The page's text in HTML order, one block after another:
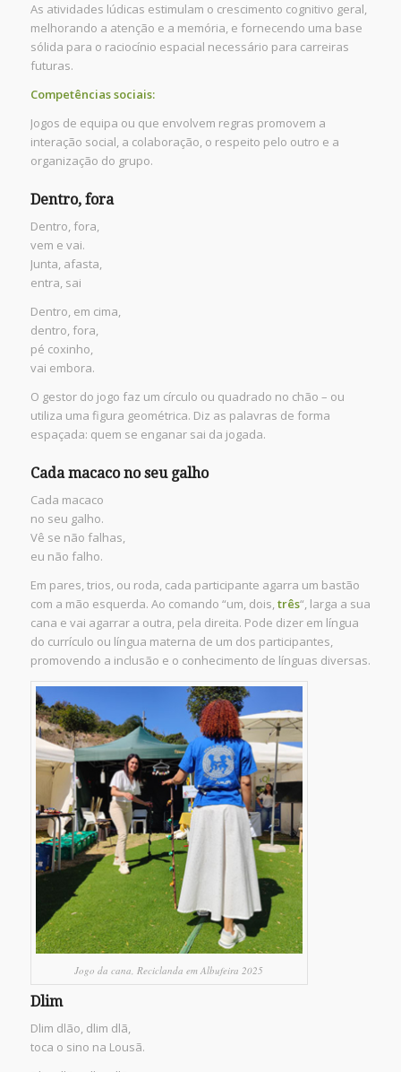
As atividades lúdicas estimulam o crescimento cognitivo geral,
melhorando a atenção e a memória, e fornecendo uma base
sólida para o raciocínio espacial necessário para carreiras
futuras.
Competências sociais:
Jogos de equipa ou que envolvem regras promovem a
interação social, a colaboração, o respeito pelo outro e a
organização do grupo.
Dentro, fora
Dentro, fora,
vem e vai.
Junta, afasta,
entra, sai
Dentro, em cima,
dentro, fora,
pé coxinho,
vai embora.
O gestor do jogo faz um círculo ou quadrado no chão – ou
utiliza uma figura geométrica. Diz as palavras de forma
espaçada: quem se enganar sai da jogada.
Cada macaco no seu galho
Cada macaco
no seu galho.
Vê se não falhas,
eu não falho.
Em pares, trios, ou roda, cada participante agarra um bastão
com a mão esquerda. Ao comando “um, dois,três“, larga a sua
cana e vai agarrar a outra, pela direita. Pode dizer em língua
do currículo ou língua materna de um dos participantes,
promovendo a inclusão e o conhecimento de línguas diversas.
Jogo da cana, Reciclanda em Albufeira 2025
Dlim
Dlim dlão, dlim dlã,
toca o sino na Lousã.